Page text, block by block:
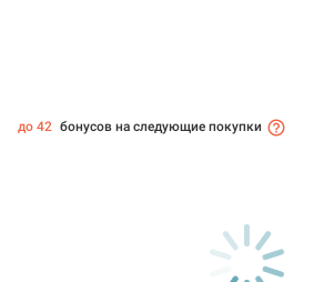
до 42 бонусов на следующие покупки